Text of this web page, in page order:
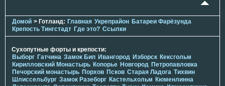
Домой > Готланд: Главная Укрепрайон Батареи Фарёзунда
Крепость Тингстадт Где это? Ссылки
Сухопутные форты и крепости:
Выборг Гатчина Замок Бип Ивангород Изборск Кексгольм
Кирилловский Монастырь Копорье Новгород Петропавловка
Печорcкий монастырь Порхов Псков Старая Ладога Тихвин
Шлиссельбург Замок Разеборг Кастельхольм Кюменлинна